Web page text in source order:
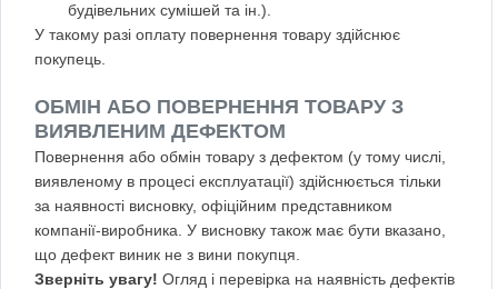
будівельних сумішей та ін.).
У такому разі оплату повернення товару здійснює
покупець.
ОБМІН АБО ПОВЕРНЕННЯ ТОВАРУ З
ВИЯВЛЕНИМ ДЕФЕКТОМ
Повернення або обмін товару з дефектом (у тому числі,
виявленому в процесі експлуатації) здійснюється тільки
за наявності висновку, офіційним представником
компанії-виробника. У висновку також має бути вказано,
що дефект виник не з вини покупця.
Зверніть увагу! Огляд і перевірка на наявність дефектів